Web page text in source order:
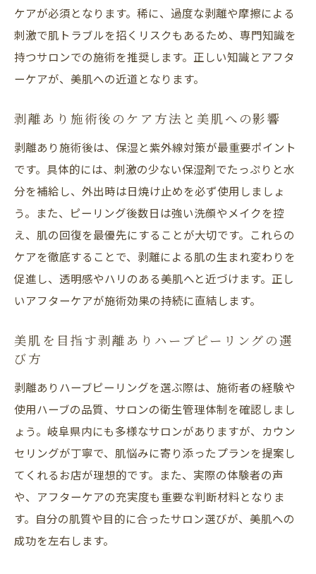
ケアが必須となります。稀に、過度な剥離や摩擦による
刺激で肌トラブルを招くリスクもあるため、専門知識を
持つサロンでの施術を推奨します。正しい知識とアフタ
ーケアが、美肌への近道となります。
剥離あり施術後のケア方法と美肌への影響
剥離あり施術後は、保湿と紫外線対策が最重要ポイント
です。具体的には、刺激の少ない保湿剤でたっぷりと水
分を補給し、外出時は日焼け止めを必ず使用しましょ
う。また、ピーリング後数日は強い洗顔やメイクを控
え、肌の回復を最優先にすることが大切です。これらの
ケアを徹底することで、剥離による肌の生まれ変わりを
促進し、透明感やハリのある美肌へと近づけます。正し
いアフターケアが施術効果の持続に直結します。
美肌を目指す剥離ありハーブピーリングの選
び方
剥離ありハーブピーリングを選ぶ際は、施術者の経験や
使用ハーブの品質、サロンの衛生管理体制を確認しまし
ょう。岐阜県内にも多様なサロンがありますが、カウン
セリングが丁寧で、肌悩みに寄り添ったプランを提案し
てくれるお店が理想的です。また、実際の体験者の声
や、アフターケアの充実度も重要な判断材料となりま
す。自分の肌質や目的に合ったサロン選びが、美肌への
成功を左右します。